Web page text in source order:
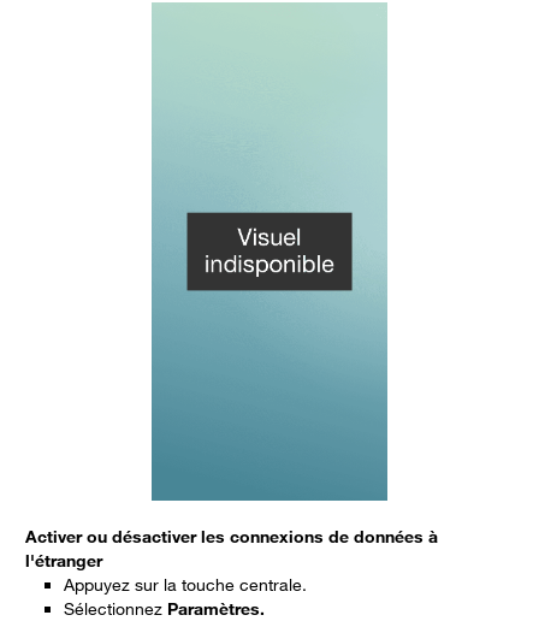
Activer ou désactiver les connexions de données à
l'étranger
Appuyez sur la touche centrale.
Sélectionnez Paramètres.